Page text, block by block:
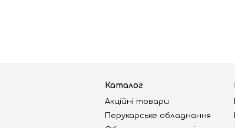
Каталог
Акційні товари
Перукарське обладнання